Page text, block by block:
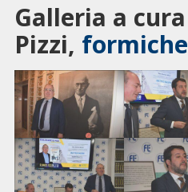
Galleria a
Pizzi,